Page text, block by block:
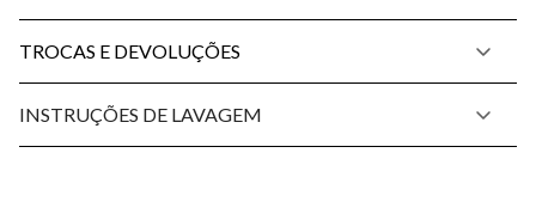
TROCAS E DEVOLUÇÕES
INSTRUÇÕES DE LAVAGEM